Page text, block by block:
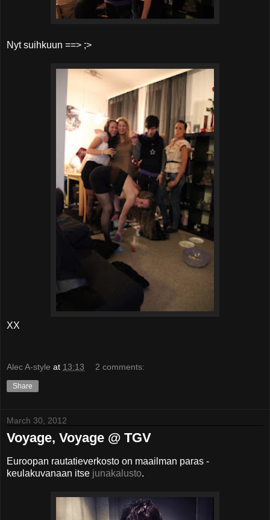
Nyt suihkuun ==> ;>
XX
Alec A-style at 13:13 2 comments:
Share
March 30, 2012
Voyage, Voyage @ TGV
Euroopan rautatieverkosto on maailman paras -
keulakuvanaan itse junakalusto.